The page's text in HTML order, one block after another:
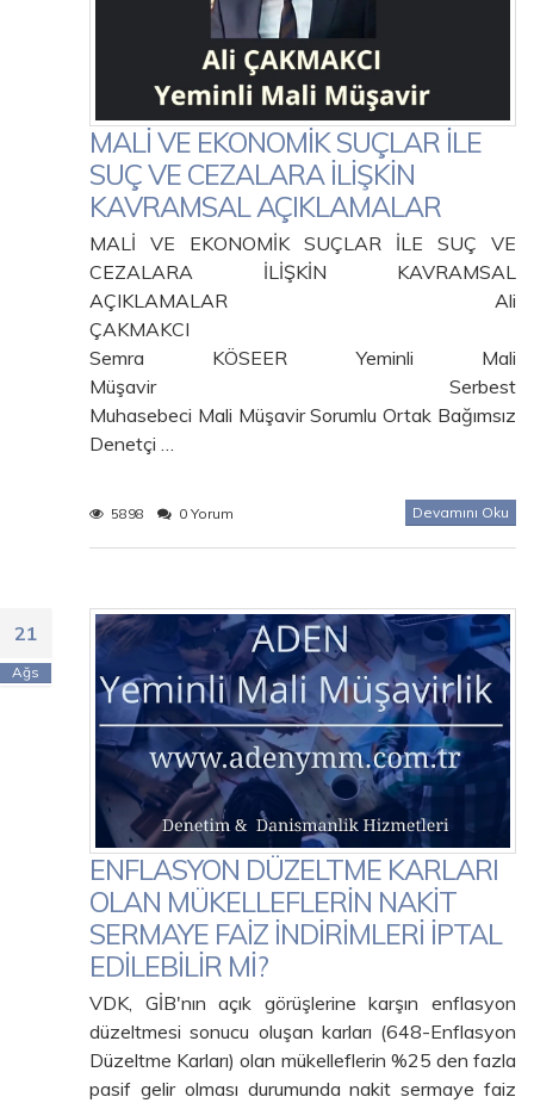
MALİ VE EKONOMİK SUÇLAR İLE
SUÇ VE CEZALARA İLİŞKİN
KAVRAMSAL AÇIKLAMALAR
MALİ VE EKONOMİK SUÇLAR İLE SUÇ VE
CEZALARA İLİŞKİN KAVRAMSAL
AÇIKLAMALAR Ali
ÇAKMAKCI
Semra KÖSEER Yeminli Mali
Müşavir Serbest
Muhasebeci Mali Müşavir Sorumlu Ortak Bağımsız
Denetçi …
5898 0 Yorum Devamını Oku
21
Ağs
ENFLASYON DÜZELTME KARLARI
OLAN MÜKELLEFLERİN NAKİT
SERMAYE FAİZ İNDİRİMLERİ İPTAL
EDİLEBİLİR Mİ?
VDK, GİB'nın açık görüşlerine karşın enflasyon
düzeltmesi sonucu oluşan karları (648-Enflasyon
Düzeltme Karları) olan mükelleflerin %25 den fazla
pasif gelir olması durumunda nakit sermaye faiz